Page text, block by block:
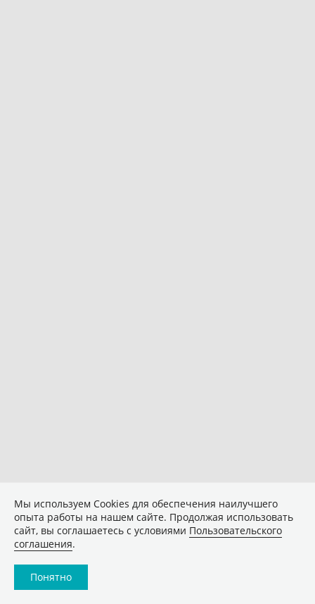
Мы используем Сookies для обеспечения наилучшего
опыта работы на нашем сайте. Продолжая использовать
сайт, вы соглашаетесь с условиями Пользовательского
соглашения.
Понятно